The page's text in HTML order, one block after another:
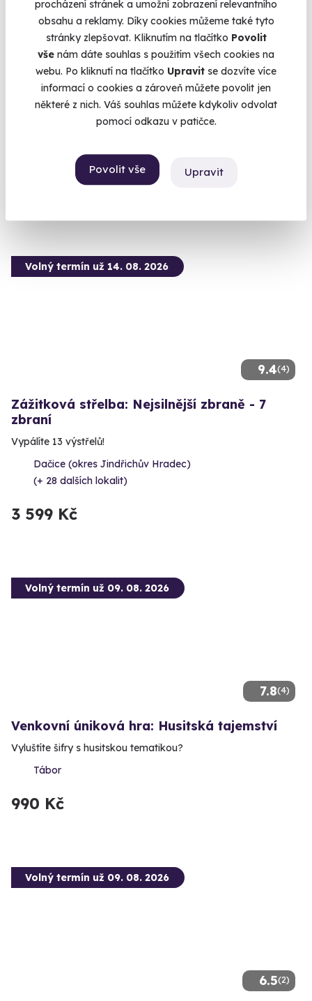
procházení stránek a umožní zobrazení relevantního
obsahu a reklamy. Díky cookies můžeme také tyto
stránky zlepšovat. Kliknutím na tlačítko Povolit
vše nám dáte souhlas s použitím všech cookies na
webu. Po kliknutí na tlačítko Upravit se dozvíte více
informací o cookies a zároveň můžete povolit jen
některé z nich. Váš souhlas můžete kdykoliv odvolat
pomocí odkazu v patičce.
Povolit vše Upravit
10.0
Zážitková střelba: Pistole a pušky - 6 zbraní
Čeká vás 60 výstřelů!
(+ 28 dalších lokalit)
9.4(4)
Volný termín už 14. 08. 2026
Zážitková střelba: Nejsilnější zbraně - 7
zbraní
Vypálíte 13 výstřelů!
Dačice (okres Jindřichův Hradec)
(+ 28 dalších lokalit)
3 599 Kč
7.8(4)
Volný termín už 09. 08. 2026
Venkovní úniková hra: Husitská tajemství
Vyluštíte šifry s husitskou tematikou?
Tábor
990 Kč
6.5(2)
Volný termín už 09. 08. 2026